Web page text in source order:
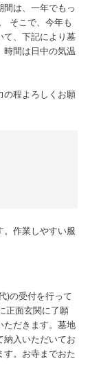
は、一年でもっ
そこで、今年も
て、下記により墓
間は日中の気温
の程よろしくお願
。作業しやすい服
)の受付を行って
正面玄関に了願
ただきます。墓地
入いただいてお
す。お寺までおた